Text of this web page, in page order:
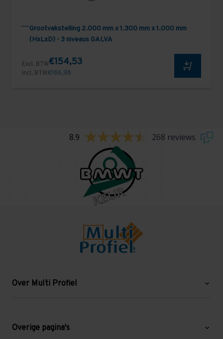
Grootvakstelling 2.000 mm x 1.300 mm x 1.000 mm
(HxLxD) - 3 niveaus GALVA
Excl. BTW€154,53
Incl. BTW€186,98
8.9 268 reviews
Over Multi Profiel
Blog
Overige pagina's